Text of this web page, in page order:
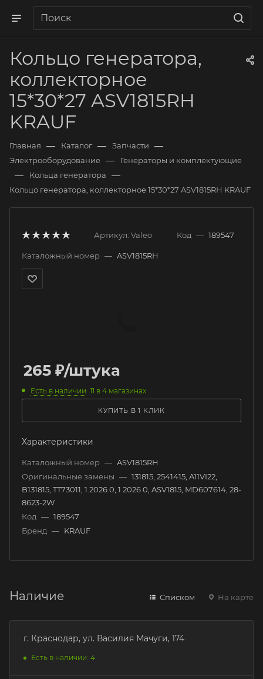
Кольцо генератора,
коллекторное
15*30*27 ASV1815RH
KRAUF
Главная — Каталог — Запчасти —
Электрооборудование — Генераторы и комплектующие
— Кольца генератора —
Кольцо генератора, коллекторное 15*30*27 ASV1815RH KRAUF
Артикул: Valeo Код — 189547
Каталожный номер — ASV1815RH
265 ₽/штука
Есть в наличии: 11 в 4 магазинах
КУПИТЬ В 1 КЛИК
Характеристики
Каталожный номер — ASV1815RH
Оригинальные замены — 131815, 2541415, A11VI22,
B131815, TT73011, 1.2026.0, 1 2026 0, ASV1815, MD607614, 28-
8623-2W
Код — 189547
Бренд — KRAUF
Наличие Списком На карте
г. Краснодар, ул. Василия Мачуги, 174
Есть в наличии: 4